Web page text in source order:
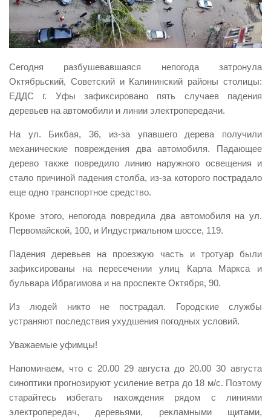
Виды деятельности
Обслуживание опасных производственных объектов
УГЗ рекомендует
Памятки населению
Уголок гражданской обороны
Пресс-центр
СМИ о нас
Наша работа
Обращения
Контакты
Вакансии
Сегодня разбушевавшаяся непогода затронула
Октябрьский, Советский и Калининский районы столицы:
ЕДДС г. Уфы зафиксировано пять случаев падения
деревьев на автомобили и линии электропередачи.
На ул. Бикбая, 36, из-за упавшего дерева получили
механические повреждения два автомобиля. Падающее
дерево также повредило линию наружного освещения и
стало причиной падения столба, из-за которого пострадало
еще одно транспортное средство.
Кроме этого, непогода повредила два автомобиля на ул.
Первомайской, 100, и Индустриальном шоссе, 119.
Падения деревьев на проезжую часть и тротуар были
зафиксированы на пересечении улиц Карла Маркса и
бульвара Ибрагимова и на проспекте Октября, 90.
Из людей никто не пострадал. Городские службы
устраняют последствия ухудшения погодных условий.
Уважаемые уфимцы!
Напоминаем, что с 20.00 29 августа до 20.00 30 августа
синоптики прогнозируют усиление ветра до 18 м/с. Поэтому
старайтесь избегать нахождения рядом с линиями
электропередач, деревьями, рекламными щитами,